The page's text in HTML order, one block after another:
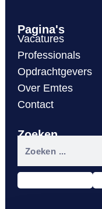
Pagina's
Vacatures
Professionals
Opdrachtgevers
Over Emtes
Contact
Zoeken